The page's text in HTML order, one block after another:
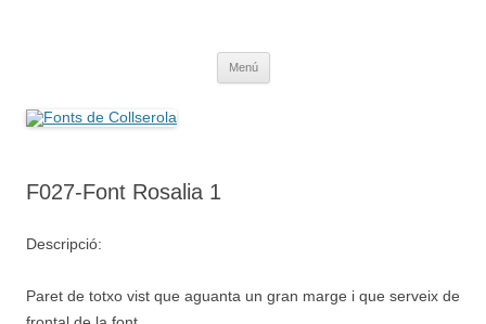
Menú
F027-Font Rosalia 1
Descripció:
Paret de totxo vist que aguanta un gran marge i que serveix de